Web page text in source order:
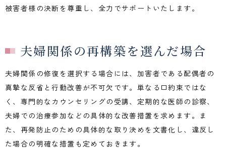
被害者様の決断を尊重し、全力でサポートいたします。
夫婦関係の再構築を選んだ場合
夫婦関係の修復を選択する場合には、加害者である配偶者の
真摯な反省と行動改善が不可欠です。単なる口約束ではな
く、専門的なカウンセリングの受講、定期的な医師の診察、
夫婦での治療参加などの具体的な改善措置を求めます。ま
た、再発防止のための具体的な取り決めを文書化し、違反し
た場合の明確な措置も定めておきます。